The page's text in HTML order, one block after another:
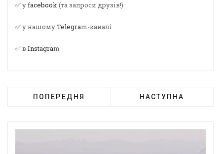
✅ уfacebook(та запроси друзів!)
✅ у нашомуTelegram-каналі
✅ в Instagram
ПОПЕРЕДНЯ НАСТУПНА